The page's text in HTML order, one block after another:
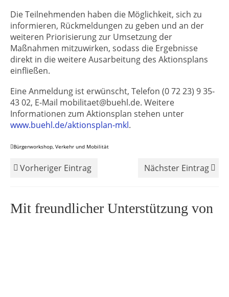
Die Teilnehmenden haben die Möglichkeit, sich zu
informieren, Rückmeldungen zu geben und an der
weiteren Priorisierung zur Umsetzung der
Maßnahmen mitzuwirken, sodass die Ergebnisse
direkt in die weitere Ausarbeitung des Aktionsplans
einfließen.
Eine Anmeldung ist erwünscht, Telefon (0 72 23) 9 35-
43 02, E-Mail mobilitaet@buehl.de. Weitere
Informationen zum Aktionsplan stehen unter
www.buehl.de/aktionsplan-mkl.
Bürgerworkshop, Verkehr und Mobilität
Vorheriger Eintrag Nächster Eintrag
Mit freundlicher Unterstützung von